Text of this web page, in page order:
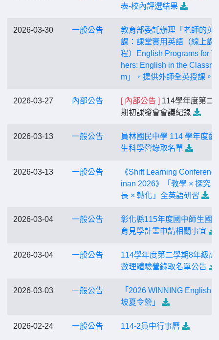
表-校內評選結果
2026-03-30 一般公告
教育部委託辦理「老師的英
課：課堂實用英語（線上課
程）English Programs for
hers: English in the
m」，提供外師全英授課。
2026-03-27 內部公告 [ 內部公告 ] 114學年度第二
期初課發會會議紀錄
2026-03-13 一般公告
員林國民中學 114 學年度愛
生科學營錄取名單
2026-03-13 一般公告
《Shift Learning
inan 2026》「教學 × 探究 ×
長 × 轉化」全英語研習
2026-03-04 一般公告
彰化縣115年度國中師生國
育見學計畫申請相關事宜
2026-03-04 一般公告
114學年度第二學期8年級高
數理體驗營錄取名單公告
2026-03-03 一般公告
「2026 WINNING English
坡夏令營」
2026-02-24 一般公告 114-2員中行事曆